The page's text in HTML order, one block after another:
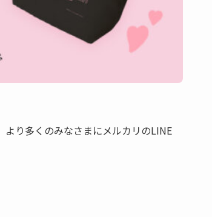
り多くのみなさまにメルカリのLINE